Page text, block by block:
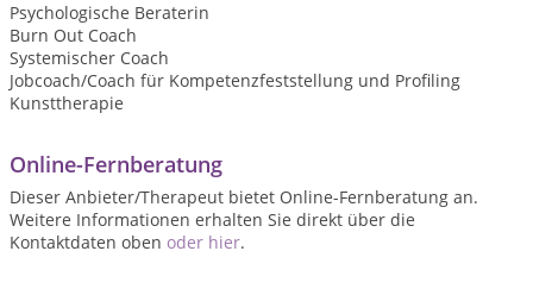
Psychologische Beraterin
Burn Out Coach
Systemischer Coach
Jobcoach/Coach für Kompetenzfeststellung und Profiling
Kunsttherapie
Online-Fernberatung
Dieser Anbieter/Therapeut bietet Online-Fernberatung an.
Weitere Informationen erhalten Sie direkt über die
Kontaktdaten oben oder hier.